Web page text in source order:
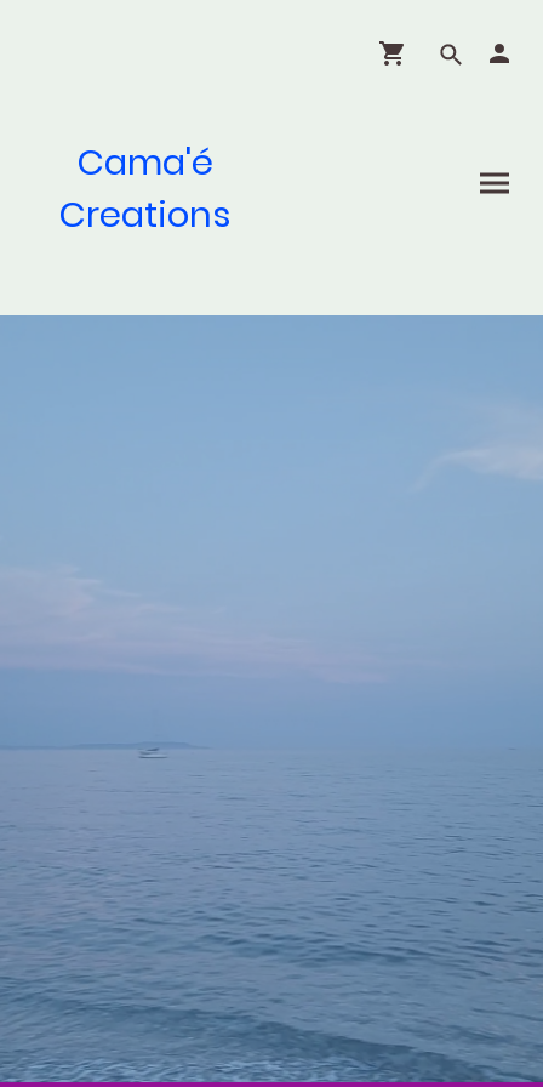
Cama'é
Creations